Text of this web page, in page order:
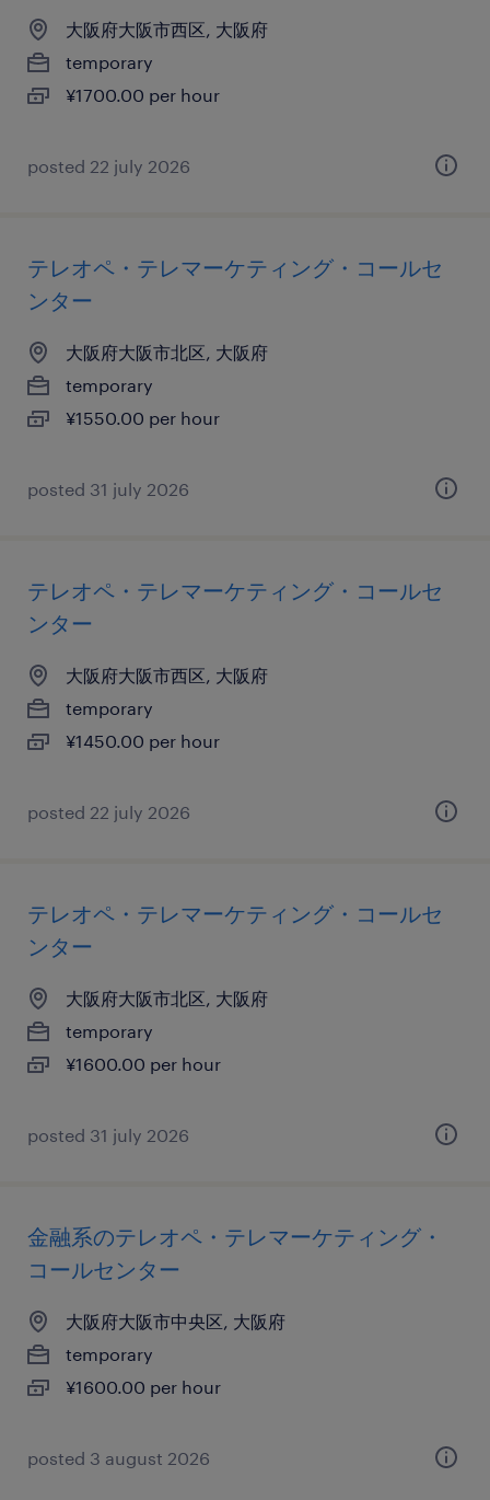
大阪府大阪市西区, 大阪府
temporary
¥1700.00 per hour
posted 22 july 2026
テレオペ・テレマーケティング・コールセ
ンター
大阪府大阪市北区, 大阪府
temporary
¥1550.00 per hour
posted 31 july 2026
テレオペ・テレマーケティング・コールセ
ンター
大阪府大阪市西区, 大阪府
temporary
¥1450.00 per hour
posted 22 july 2026
テレオペ・テレマーケティング・コールセ
ンター
大阪府大阪市北区, 大阪府
temporary
¥1600.00 per hour
posted 31 july 2026
金融系のテレオペ・テレマーケティング・
コールセンター
大阪府大阪市中央区, 大阪府
temporary
¥1600.00 per hour
posted 3 august 2026